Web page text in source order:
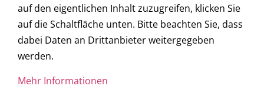
auf den eigentlichen Inhalt zuzugreifen, klicken Sie
auf die Schaltfläche unten. Bitte beachten Sie, dass
dabei Daten an Drittanbieter weitergegeben
werden.
Mehr Informationen